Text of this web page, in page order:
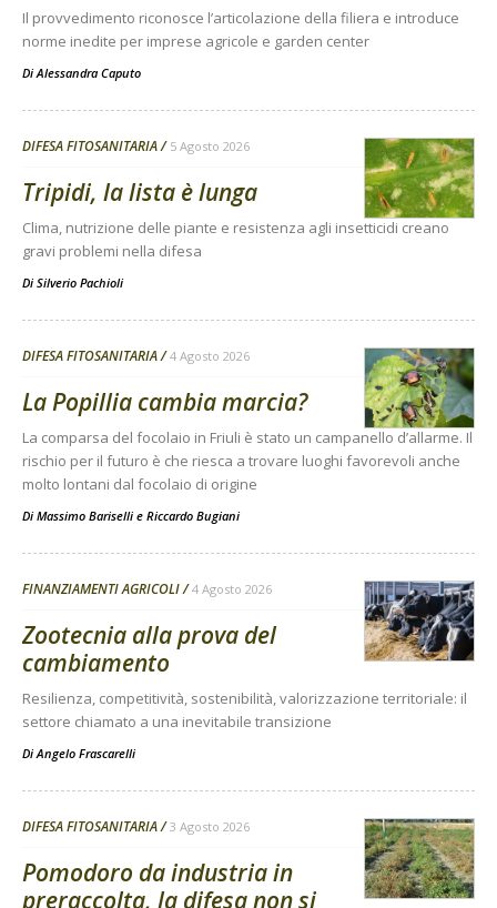
Il provvedimento riconosce l’articolazione della filiera e introduce
norme inedite per imprese agricole e garden center
DiAlessandra Caputo
DIFESA FITOSANITARIA 5 Agosto 2026
Tripidi, la lista è lunga
Clima, nutrizione delle piante e resistenza agli insetticidi creano
gravi problemi nella difesa
Di Silverio Pachioli
DIFESA FITOSANITARIA 4 Agosto 2026
La Popillia cambia marcia?
La comparsa del focolaio in Friuli è stato un campanello d’allarme. Il
rischio per il futuro è che riesca a trovare luoghi favorevoli anche
molto lontani dal focolaio di origine
Di Massimo Bariselli e Riccardo Bugiani
FINANZIAMENTI AGRICOLI 4 Agosto 2026
Zootecnia alla prova del
cambiamento
Resilienza, competitività, sostenibilità, valorizzazione territoriale: il
settore chiamato a una inevitabile transizione
DiAngelo Frascarelli
DIFESA FITOSANITARIA 3 Agosto 2026
Pomodoro da industria in
preraccolta, la difesa non si